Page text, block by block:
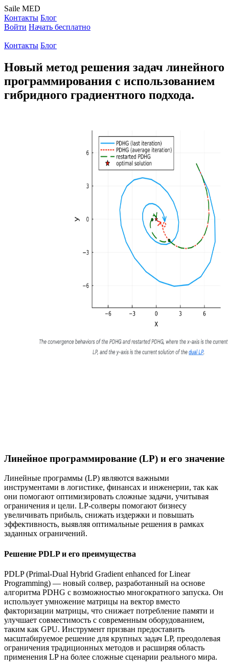
Saile MED
Контакты Блог
Войти Начать бесплатно
Контакты Блог
Новый метод решения задач линейного
программирования с использованием
гибридного градиентного подхода.
Линейное программирование (LP) и его значение
Линейные программы (LP) являются важными
инструментами в логистике, финансах и инженерии, так как
они помогают оптимизировать сложные задачи, учитывая
ограничения и цели. LP-солверы помогают бизнесу
увеличивать прибыль, снижать издержки и повышать
эффективность, выявляя оптимальные решения в рамках
заданных ограничений.
Решение PDLP и его преимущества
PDLP (Primal-Dual Hybrid Gradient enhanced for Linear
Programming) — новый солвер, разработанный на основе
алгоритма PDHG с возможностью многократного запуска. Он
использует умножение матрицы на вектор вместо
факторизации матрицы, что снижает потребление памяти и
улучшает совместимость с современным оборудованием,
таким как GPU. Инструмент призван предоставить
масштабируемое решение для крупных задач LP, преодолевая
ограничения традиционных методов и расширяя область
применения LP на более сложные сценарии реального мира.